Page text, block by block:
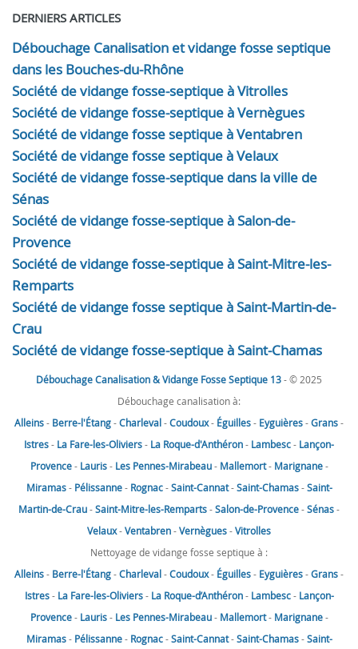
DERNIERS ARTICLES
Débouchage Canalisation et vidange fosse septique
dans les Bouches-du-Rhône
Société de vidange fosse-septique à Vitrolles
Société de vidange fosse-septique à Vernègues
Société de vidange fosse septique à Ventabren
Société de vidange fosse septique à Velaux
Société de vidange fosse-septique dans la ville de
Sénas
Société de vidange fosse-septique à Salon-de-
Provence
Société de vidange fosse-septique à Saint-Mitre-les-
Remparts
Société de vidange fosse septique à Saint-Martin-de-
Crau
Société de vidange fosse-septique à Saint-Chamas
Débouchage Canalisation & Vidange Fosse Septique 13- © 2025
Débouchage canalisation à:
Alleins- Berre-l'Étang-Charleval-Coudoux- Éguilles- Eyguières-Grans-
Istres- La Fare-les-Oliviers- La Roque-d'Anthéron- Lambesc- Lançon-
Provence- Lauris- Les Pennes-Mirabeau- Mallemort- Marignane-
Miramas- Pélissanne- Rognac-Saint-Cannat-Saint-Chamas-Saint-
Martin-de-Crau-Saint-Mitre-les-Remparts-Salon-de-Provence-Sénas-
Velaux-Ventabren-Vernègues-Vitrolles
Nettoyage de vidange fosse septique à :
Alleins- Berre-l'Étang-Charleval-Coudoux- Éguilles- Eyguières-Grans-
Istres- La Fare-les-Oliviers- La Roque-d’Anthéron- Lambesc- Lançon-
Provence- Lauris- Les Pennes-Mirabeau- Mallemort- Marignane-
Miramas- Pélissanne- Rognac-Saint-Cannat-Saint-Chamas-Saint-